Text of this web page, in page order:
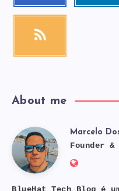
RSS
About me
Marcelo
Dos
Marcelo
Founder